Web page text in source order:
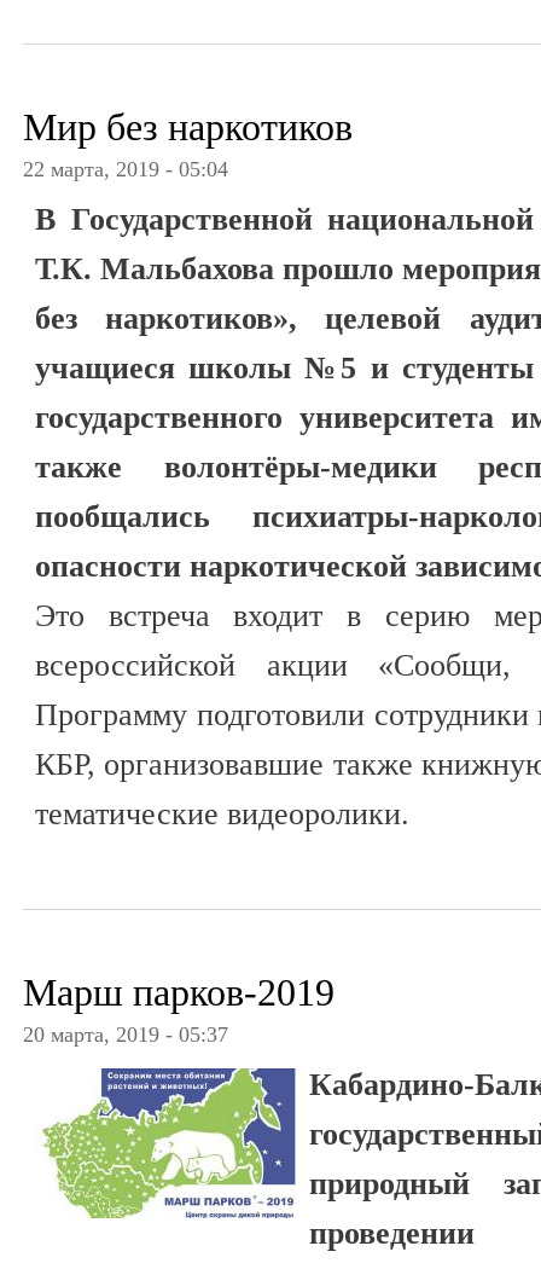
Мир без наркотиков
22 марта, 2019 - 05:04
В Государственной
Т.К. Мальбахова прошло
без наркотиков», целевой
учащиеся школы №5 и студенты
государственного
также волонтёры-медики
пообщались психиатры-
опасности наркотической
Это встреча входит в серию
всероссийской акции «Сообщи,
Программу подготовили
КБР, организовавшие также
тематические видеоролики.
Марш парков-2019
20 марта, 2019 - 05:37
Кабардино-
природный
проведении